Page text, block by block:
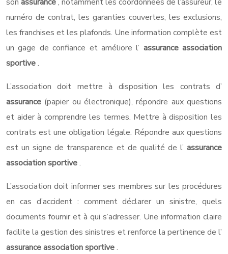
numéro de contrat, les garanties couvertes, les exclusions,
les franchises et les plafonds. Une information complète est
un gage de confiance et améliore l’ assurance association
sportive.
L’association doit mettre à disposition les contrats d’
assurance (papier ou électronique), répondre aux questions
et aider à comprendre les termes. Mettre à disposition les
contrats est une obligation légale. Répondre aux questions
est un signe de transparence et de qualité de l’ assurance
association sportive.
L’association doit informer ses membres sur les procédures
en cas d’accident : comment déclarer un sinistre, quels
documents fournir et à qui s’adresser. Une information claire
facilite la gestion des sinistres et renforce la pertinence de l’
assurance association sportive.